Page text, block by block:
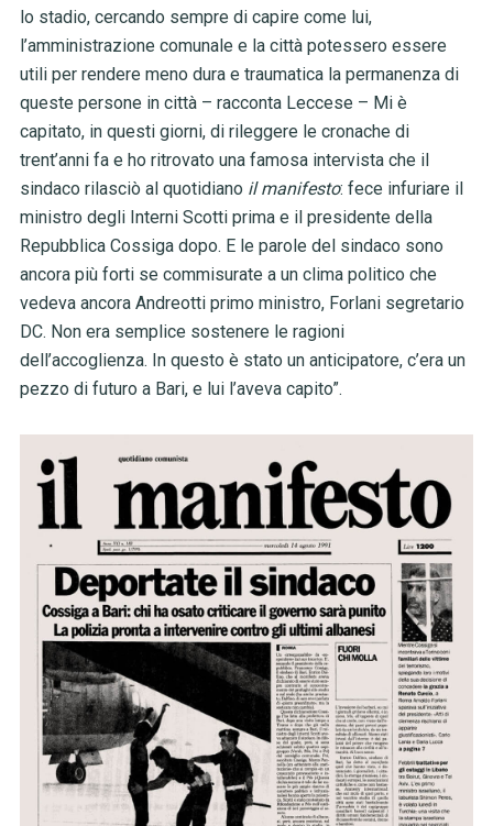
lo stadio, cercando sempre di capire come lui,
l’amministrazione comunale e la città potessero essere
utili per rendere meno dura e traumatica la permanenza di
queste persone in città – racconta Leccese – Mi è
capitato, in questi giorni, di rileggere le cronache di
trent’anni fa e ho ritrovato una famosa intervista che il
sindaco rilasciò al quotidiano il manifesto: fece infuriare il
ministro degli Interni Scotti prima e il presidente della
Repubblica Cossiga dopo. E le parole del sindaco sono
ancora più forti se commisurate a un clima politico che
vedeva ancora Andreotti primo ministro, Forlani segretario
DC. Non era semplice sostenere le ragioni
dell’accoglienza. In questo è stato un anticipatore, c’era un
pezzo di futuro a Bari, e lui l’aveva capito”.